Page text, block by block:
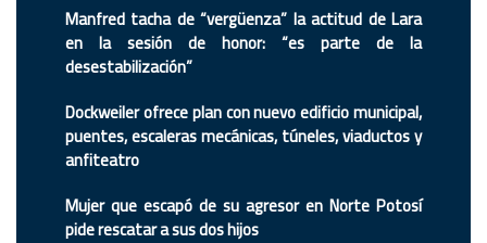
Manfred tacha de “vergüenza” la actitud de Lara
en la sesión de honor: “es parte de la
desestabilización”
Dockweiler ofrece plan con nuevo edificio municipal,
puentes, escaleras mecánicas, túneles, viaductos y
anfiteatro
Mujer que escapó de su agresor en Norte Potosí
pide rescatar a sus dos hijos